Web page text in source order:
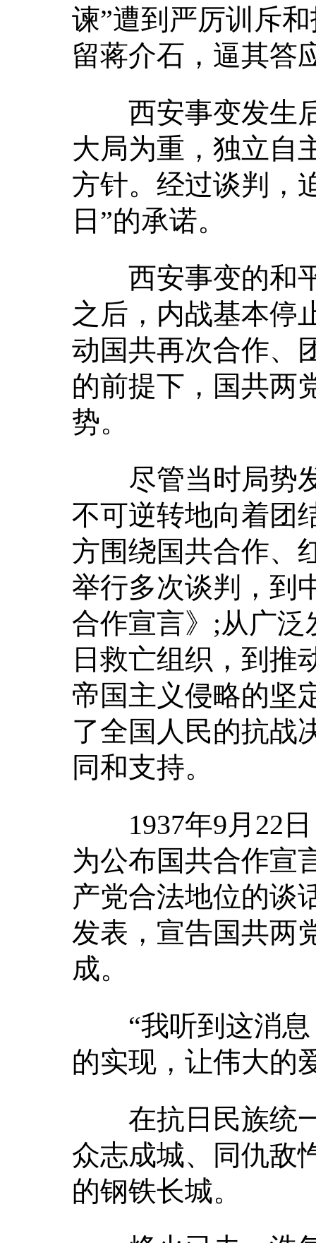
谏”遭到严厉训斥
留蒋介石，逼其答
西安事变发生后
大局为重，独立自
方针。经过谈判，
日”的承诺。
西安事变的和平
之后，内战基本停
动国共再次合作、
的前提下，国共两
势。
尽管当时局势发
不可逆转地向着团
方围绕国共合作、
举行多次谈判，到
合作宣言》;从广
日救亡组织，到
帝国主义侵略的坚
了全国人民的抗战
同和支持。
1937年9月22日
为公布国共合作宣
产党合法地位的谈
发表，宣告国共两
成。
“我听到这消息
的实现，让伟大的
在抗日民族统一
众志成城、同仇敌
的钢铁长城。